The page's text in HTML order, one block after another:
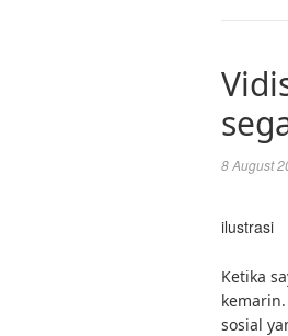
8 August
ilustrasi
Ketika
sosial